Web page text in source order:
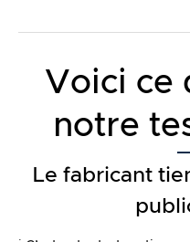
Voici ce
notre
Le fabricant